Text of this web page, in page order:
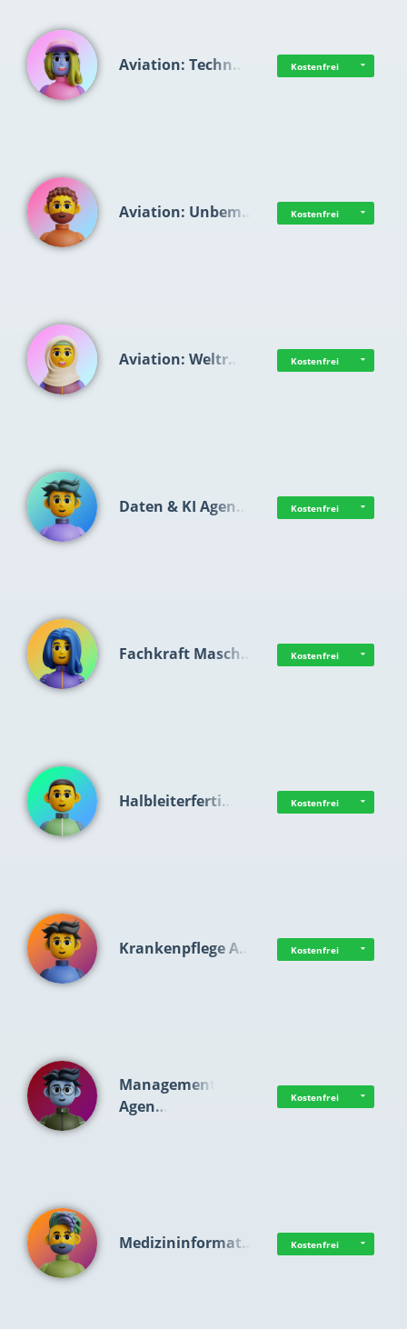
Aviation: Techn… Kostenfrei
Aviation: Unbem… Kostenfrei
Aviation: Weltr… Kostenfrei
Daten & KI Agen… Kostenfrei
Fachkraft Masch… Kostenfrei
Halbleiterferti… Kostenfrei
Krankenpflege A… Kostenfrei
Management
Agen…
Kostenfrei
Medizininformat… Kostenfrei